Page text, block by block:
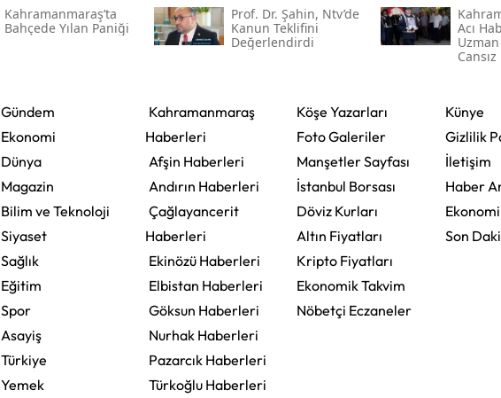
Kahramanmaraş’ta
Bahçede Yılan Paniği
Prof. Dr. Şahin, Ntv’de
Kanun Teklifini
Değerlendirdi
Acı
Gündem
Ekonomi
Dünya
Magazin
Bilim ve Teknoloji
Siyaset
Sağlık
Eğitim
Spor
Asayiş
Türkiye
Yemek
Kahramanmaraş
Haberleri
Afşin Haberleri
Andırın Haberleri
Çağlayancerit
Haberleri
Ekinözü Haberleri
Elbistan Haberleri
Göksun Haberleri
Nurhak Haberleri
Pazarcık Haberleri
Türkoğlu Haberleri
Köşe Yazarları
Foto Galeriler
Manşetler Sayfası
İstanbul Borsası
Döviz Kurları
Altın Fiyatları
Kripto Fiyatları
Ekonomik Takvim
Nöbetçi Eczaneler
Künye
Gizlilik
İletişim
Haber
Son